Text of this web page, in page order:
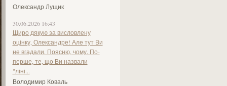
Олександр Лущик
30.06.2026 16:43
Щиро дякую за висловлену
оцінку, Олександре! Але тут Ви
не вгадали. Поясню, чому. По-
перше, те, що Ви назвали
"ліні...
Володимир Коваль